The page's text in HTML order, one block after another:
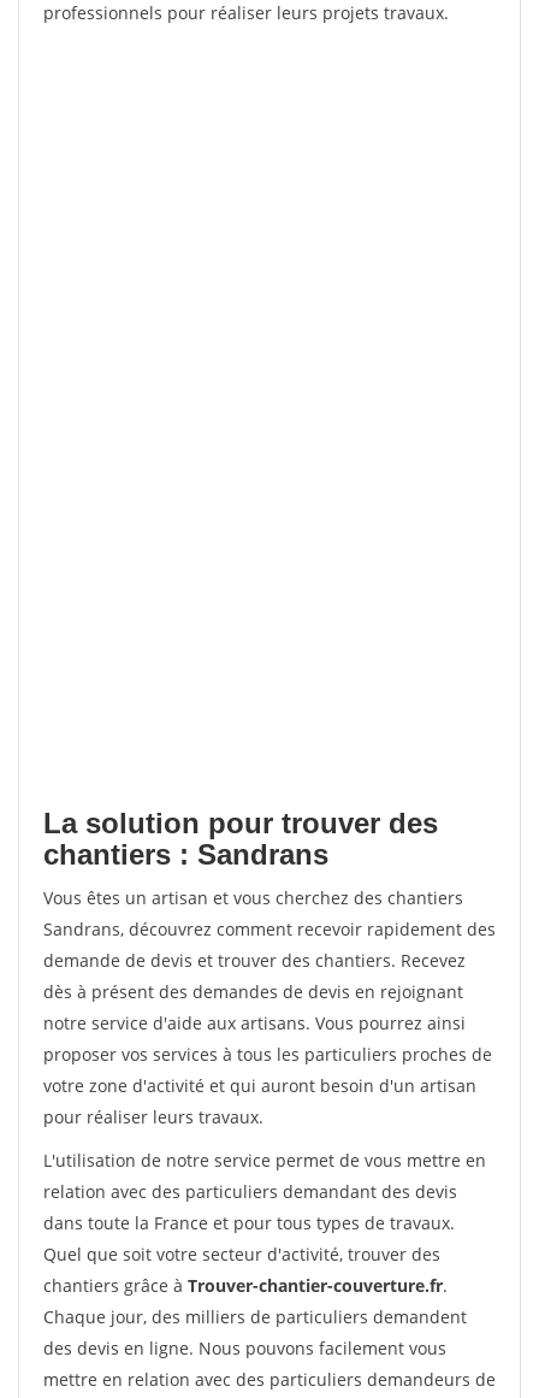
professionnels pour réaliser leurs projets travaux.
La solution pour trouver des
chantiers : Sandrans
Vous êtes un artisan et vous cherchez des chantiers
Sandrans, découvrez comment recevoir rapidement des
demande de devis et trouver des chantiers. Recevez
dès à présent des demandes de devis en rejoignant
notre service d'aide aux artisans. Vous pourrez ainsi
proposer vos services à tous les particuliers proches de
votre zone d'activité et qui auront besoin d'un artisan
pour réaliser leurs travaux.
L'utilisation de notre service permet de vous mettre en
relation avec des particuliers demandant des devis
dans toute la France et pour tous types de travaux.
Quel que soit votre secteur d'activité, trouver des
chantiers grâce à Trouver-chantier-couverture.fr.
Chaque jour, des milliers de particuliers demandent
des devis en ligne. Nous pouvons facilement vous
mettre en relation avec des particuliers demandeurs de